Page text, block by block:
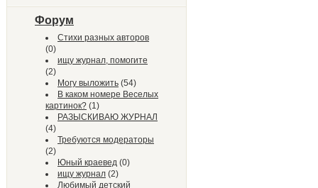
Форум
Стихи разных авторов
(0)
ищу журнал, помогите
(2)
Могу выложить (54)
В каком номере Веселых
картинок? (1)
РАЗЫСКИВАЮ ЖУРНАЛ
(4)
Требуются модераторы
(2)
Юный краевед (0)
ищу журнал (2)
Любимый детский